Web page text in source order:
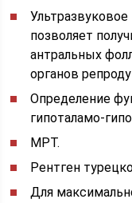
позволяет
антральных
органов
Определение
гипоталамо-
МРТ.
Рентген
Для